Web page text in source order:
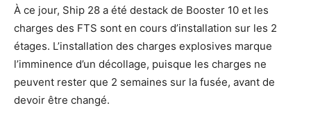
À ce jour, Ship 28 a été destack de Booster 10 et les
charges des FTS sont en cours d’installation sur les 2
étages. L’installation des charges explosives marque
l’imminence d’un décollage, puisque les charges ne
peuvent rester que 2 semaines sur la fusée, avant de
devoir être changé.